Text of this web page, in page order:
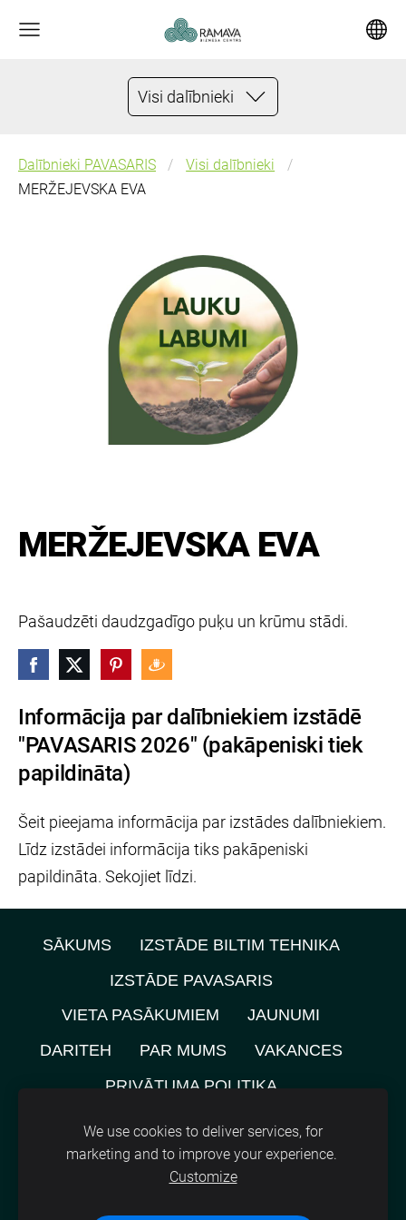
Visi dalībnieki
Informācija par dalībniekiem izstādē
"PAVASARIS 2026" (pakāpeniski tiek
papildināta)
Šeit pieejama informācija par izstādes dalībniekiem.
Līdz izstādei informācija tiks pakāpeniski
papildināta. Sekojiet līdzi.
Dalībnieki PAVASARIS
Visi dalībnieki
MERŽEJEVSKA EVA
MERŽEJEVSKA EVA
Pašaudzēti daudzgadīgo puķu un krūmu stādi.
SĀKUMS
IZSTĀDE BILTIM TEHNIKA
IZSTĀDE PAVASARIS
VIETA PASĀKUMIEM
JAUNUMI
DARITEH
PAR MUMS
VAKANCES
PRIVĀTUMA POLITIKA
NOMNIEKU KARTE
KONTAKTI
SĪKDATNES
©2021, SIA A.M.L.
We use cookies to deliver services, for
marketing and to improve your experience.
Customize